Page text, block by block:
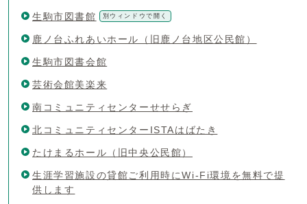
生駒市図書館 別ウィンドウで開く
鹿ノ台ふれあいホール（旧鹿ノ台地区公民館）
生駒市図書会館
芸術会館美楽来
南コミュニティセンターせせらぎ
北コミュニティセンターISTAはばたき
たけまるホール（旧中央公民館）
生涯学習施設の貸館ご利用時にWi-Fi環境を無料で提
供します